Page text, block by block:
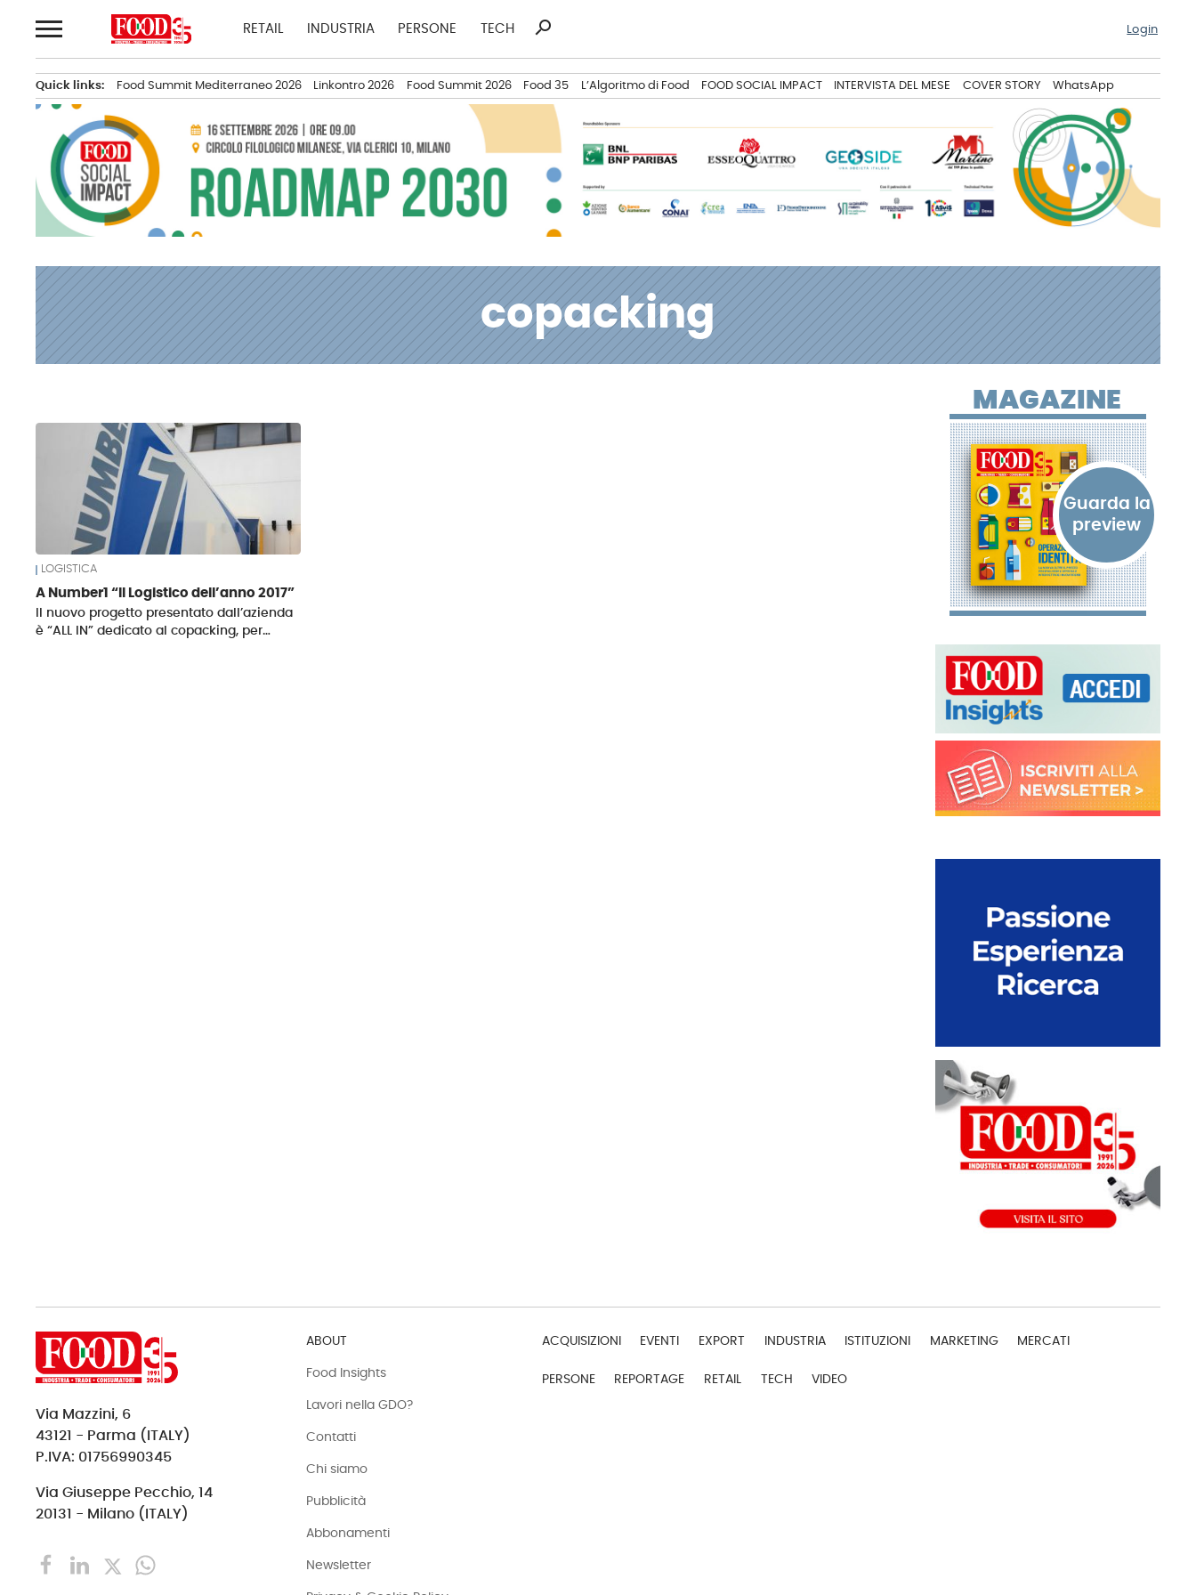
al
RETAIL INDUSTRIA PERSONE TECH
Ricerca
search Login
Quick links: Food Summit Mediterraneo 2026 Linkontro 2026 Food Summit 2026 Food 35 L’Algoritmo di Food FOOD SOCIAL IMPACT INTERVISTA DEL MESE COVER STORY WhatsApp
copacking
News
LOGISTICA
A Number1 “Il Logistico dell’anno 2017”
Il nuovo progetto presentato dall’azienda
è “ALL IN” dedicato al copacking, per…
MAGAZINE
Via Mazzini, 6
43121 - Parma (ITALY)
P.IVA: 01756990345
Via Giuseppe Pecchio, 14
20131 - Milano (ITALY)
ABOUT
Food Insights
Lavori nella GDO?
Contatti
Chi siamo
Pubblicità
Abbonamenti
Newsletter
ACQUISIZIONI EVENTI EXPORT INDUSTRIA ISTITUZIONI MARKETING MERCATI
PERSONE REPORTAGE RETAIL TECH VIDEO